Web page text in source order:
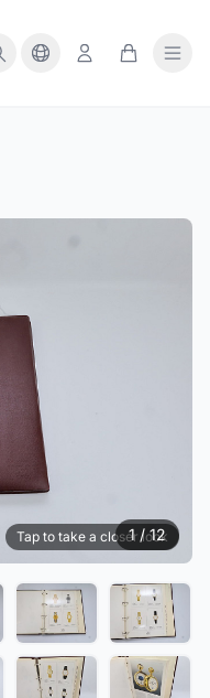
Tap to take a closer look
1 / 12